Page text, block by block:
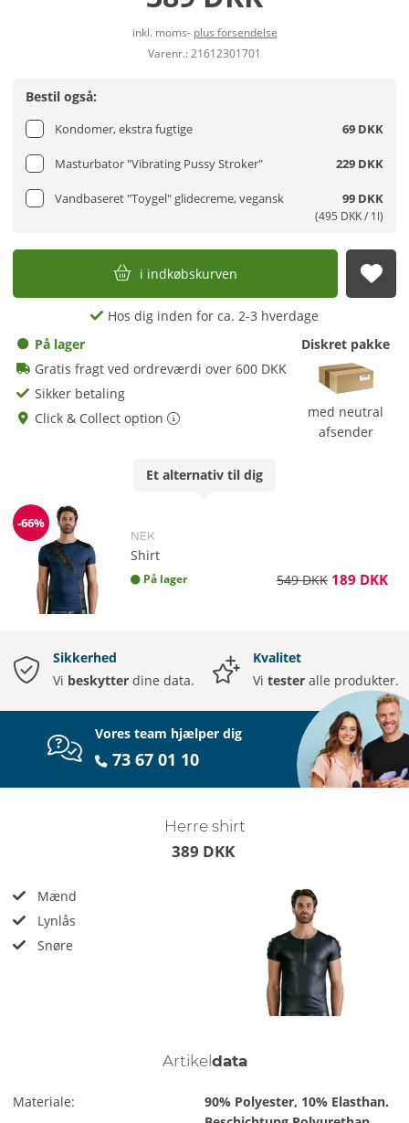
inkl. moms- plus forsendelse
Varenr.: 21612301701
Bestil også:
Kondomer, ekstra fugtige 69 DKK
Masturbator "Vibrating Pussy Stroker" 229 DKK
Vandbaseret "Toygel" glidecreme, vegansk 99 DKK
(495 DKK / 1l)
i indkøbskurven
Hos dig inden for ca. 2-3 hverdage
På lager
Gratis fragt ved ordreværdi over 600 DKK
Sikker betaling
Click & Collect option
Diskret pakke
med neutral
afsender
Et alternativ til dig
Rabat
-66%
NEK
Shirt
På lager 549 DKK 189 DKK
Sikkerhed
Vi beskytter dine data.
Kvalitet
Vi tester alle produkter.
Vores team hjælper dig
73 67 01 10
Herre shirt
389 DKK
Mænd
Lynlås
Snøre
Artikel data
Materiale:
90% Polyester, 10% Elasthan.